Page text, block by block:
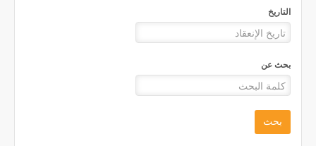
التاريخ
بحث عن
بحث